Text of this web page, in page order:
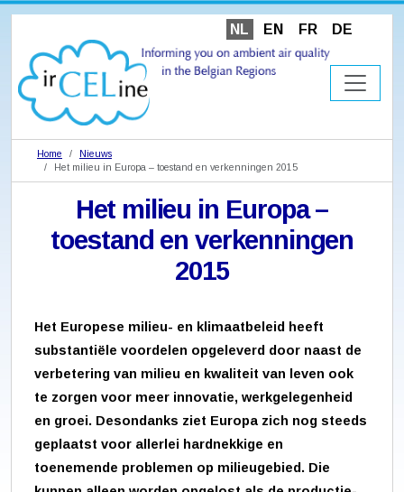
NL EN FR DE
Home
Nieuws
Het milieu in Europa – toestand en verkenningen 2015
Het milieu in Europa –
toestand en verkenningen
2015
Het Europese milieu- en klimaatbeleid heeft
substantiële voordelen opgeleverd door naast de
verbetering van milieu en kwaliteit van leven ook
te zorgen voor meer innovatie, werkgelegenheid
en groei. Desondanks ziet Europa zich nog steeds
geplaatst voor allerlei hardnekkige en
toenemende problemen op milieugebied. Die